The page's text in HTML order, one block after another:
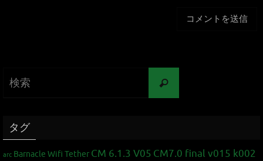
タグ
arc Barnacle Wifi Tether CM 6.1.3 V05 CM7.0 final v015 k002